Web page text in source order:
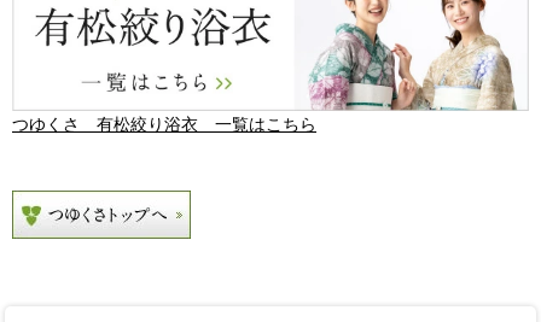
つゆくさ 有松絞り浴衣 一覧はこちら